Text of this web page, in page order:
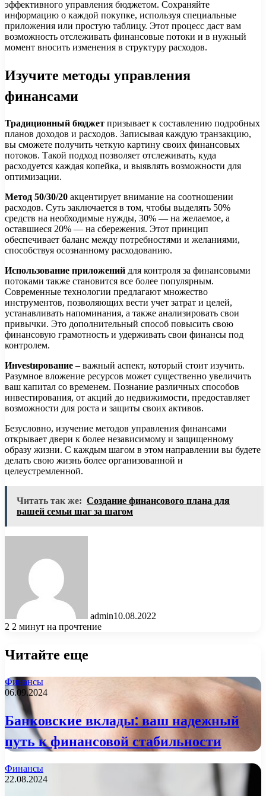
эффективного управления бюджетом. Сохраняйте
информацию о каждой покупке, используя специальные
приложения или простую таблицу. Этот процесс даст вам
возможность отслеживать финансовые потоки и в нужный
момент вносить изменения в структуру расходов.
Изучите методы управления
финансами
Традиционный бюджет призывает к составлению подробных
планов доходов и расходов. Записывая каждую транзакцию,
вы сможете получить четкую картину своих финансовых
потоков. Такой подход позволяет отслеживать, куда
расходуется каждая копейка, и выявлять возможности для
оптимизации.
Метод 50/30/20 акцентирует внимание на соотношении
расходов. Суть заключается в том, чтобы выделять 50%
средств на необходимые нужды, 30% — на желаемое, а
оставшиеся 20% — на сбережения. Этот принцип
обеспечивает баланс между потребностями и желаниями,
способствуя осознанному расходованию.
Использование приложений для контроля за финансовыми
потоками также становится все более популярным.
Современные технологии предлагают множество
инструментов, позволяющих вести учет затрат и целей,
устанавливать напоминания, а также анализировать свои
привычки. Это дополнительный способ повысить свою
финансовую грамотность и удерживать свои финансы под
контролем.
Инvestирование – важный аспект, который стоит изучить.
Разумное вложение ресурсов может существенно увеличить
ваш капитал со временем. Познание различных способов
инвестирования, от акций до недвижимости, предоставляет
возможности для роста и защиты своих активов.
Безусловно, изучение методов управления финансами
открывает двери к более независимому и защищенному
образу жизни. С каждым шагом в этом направлении вы будете
делать свою жизнь более организованной и
целеустремленной.
Читать так же: Создание финансового плана для
вашей семьи шаг за шагом
admin10.08.2022
2 2 минут на прочтение
Читайте еще
Финансы
06.09.2024
Банковские вклады: ваш надежный
путь к финансовой стабильности
Финансы
22.08.2024